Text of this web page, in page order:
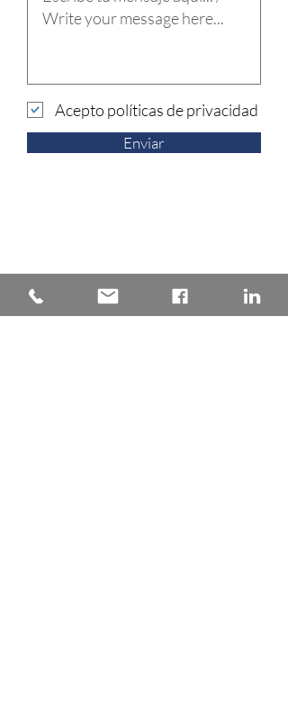
Acepto políticas de privacidad
Enviar